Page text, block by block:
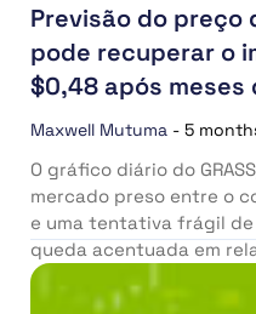
Previsão do preço
pode recuperar o
$0,48 após meses
Maxwell Mutuma - 5
O gráfico diário do
mercado preso entre o
e uma tentativa frágil de
queda acentuada em